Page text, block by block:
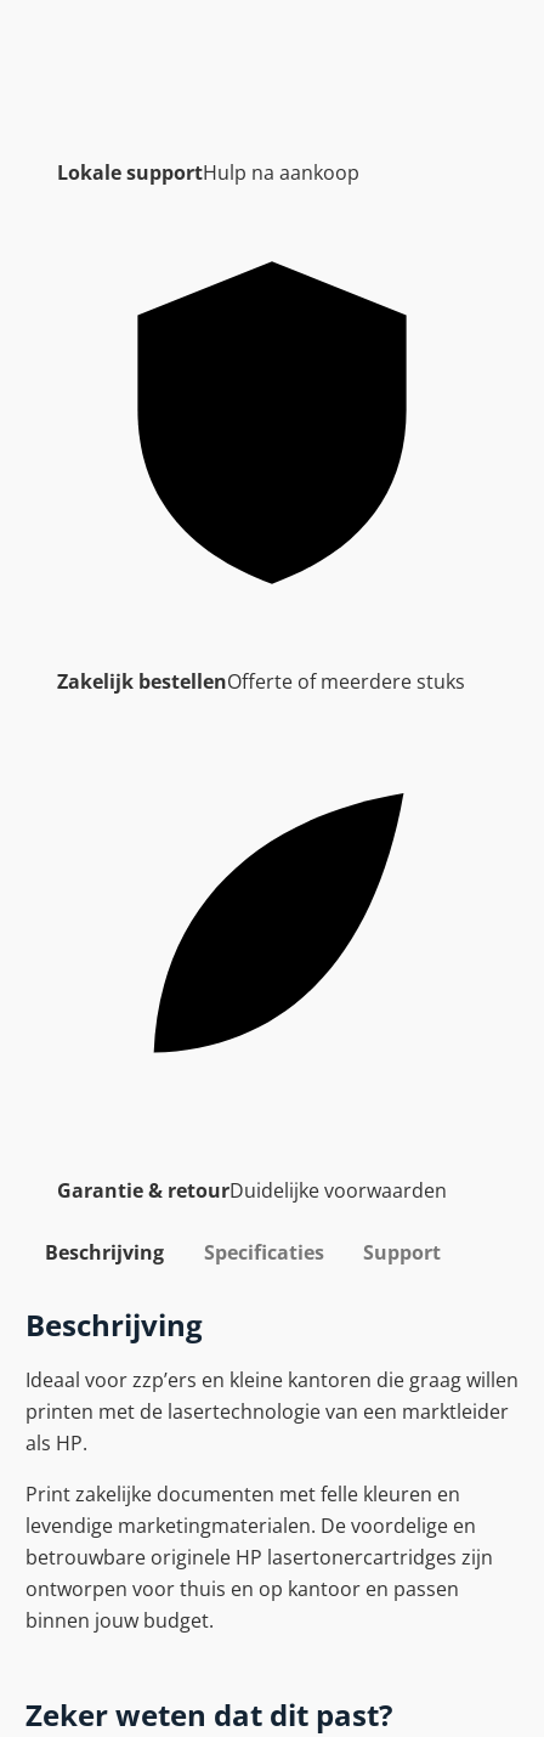
Lokale supportHulp na aankoop
Zakelijk bestellenOfferte of meerdere stuks
Garantie & retourDuidelijke voorwaarden
Beschrijving Specificaties Support
Beschrijving
Ideaal voor zzp’ers en kleine kantoren die graag willen
printen met de lasertechnologie van een marktleider
als HP.
Print zakelijke documenten met felle kleuren en
levendige marketingmaterialen. De voordelige en
betrouwbare originele HP lasertonercartridges zijn
ontworpen voor thuis en op kantoor en passen
binnen jouw budget.
Zeker weten dat dit past?